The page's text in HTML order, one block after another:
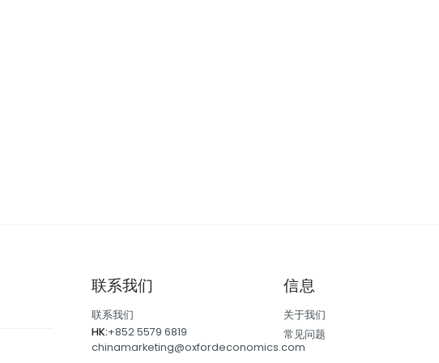
联系我们
联系我们
HK:+852 5579 6819
chinamarketing@oxfordeconomics.com
信息
关于我们
常见问题